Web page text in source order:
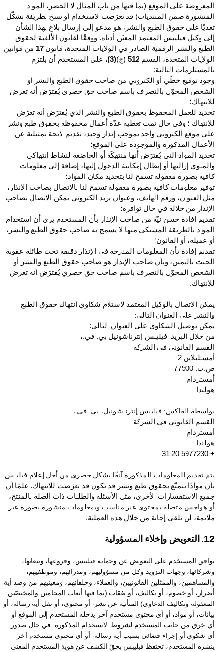
على الموقع (بما فيها من باب المثال لا الحصر، المواد
ضمن المنتديات) قد تعرّضت لاستخدام أو نسخ بطريقة تشكّل
على حقوق الطبع والنشر، هو مدعو إلى إرسال بلاغ بهذا الشأن
وكيل فيليبس المعتمد المعيّن أدناه. ووفقًا لقانون الألفية لحقوق
والنشر الرقمية الصادر في الولايات المتحدة، قانون17من قوانين
المتحدة، القسم512(ج)(3)
، على المستخدم أن يلتزم
التالية:
توقيع خطّي أو الكتروني من صاحب حقوق الطبع والنشر أو
المخوّل بالتصرف باسم صاحب حق حصري يُفترَض أنه تعرض
للعمل المحفوظ بحقوق الطبع والنشر الذي يُفترَض أنه تعرّض
؛ وفي حال تمت تغطية عدّة أعمال محفوظة بحقوق طبع ونشر
موقع الكتروني واحد بموجب إنذار وحيد، تقديم لائحة تمثيلية عن
المذكورة والموجودة على الموقع؛
المواد التي يُفترَض أنها منتهكَة أو الخاضعة لنشاط إنتهاكي
إزالتها أو إبطال إمكانية الدخول إليها، إضافة إلى معلومات
بصورة معقولة تسمح لنا بتحديد مكان المواد؛
معلومات كافية بصورة معقولة تسمح لنا بالاتصال بصاحب الإنذار،
العنوان، ورقم الهاتف، وعنوان بريد الكتروني يمكن الاتصال بصاحب
من خلاله في حال توافره؛
إفادة حسن نيّة من صاحب الإنذار بأن المستخدم يرى أن استخدام
بالطريقة المشتكى منها لا يسمح به صاحب حقوق الطبع والنشر،
عميله، أو القانون؛
إفادة بأن المعلومات المدرجة في الإنذار دقيقة تحت طائلة عقوبة
باليمين، وبأن صاحب الإنذار هو صاحب حقوق الطبع والنشر أو
المخوّل بالتصرف باسم صاحب حق حصري يُفترَض أنه تعرض
الاتصال بالوكيل المعتمد لاستلام شكاوى انتهاك حقوق الطبع
على العنوان التالي:
توصيل الشكاوى على العنوان التالي:
خلال البريد: فيليبس إنترناشونيل بي. في.،
القانوني في الشركة
2
77900
الفاكس: فيليبس إنترناشونيل، بي. في.،
القانوني في الشركة
+
تقديم المعلومات المذكورة آنفًا بشكل حصري من أجل إعلام فيليبس
موادًا تتمتّع بحقوق طبع ونشر قد تكون قد تعرَضت للانتهاك. علمًا أن
الاستفسارات الأخرى، مثل الأسئلة والطلبات ذات الصلة بالمنتج،
هواجس متصلة بمحتوى غير مناسب وبمعلومات منشورة بصورة غير
لن تلقى إجابة من خلال هذه العملية.
وإخلاء المسؤولية
المستخدم على التعويض عن وحماية فيليبس، وفروعها، وتبعاتها،
وجهات التزويد وكل من مسؤوليهم، ومدرائهم، وموظفيهم،
والممثلين القانونيين، والعملاء، وخلفائهم، ومعينيهم من وضد أية
أو خصوم، أو تكاليف، أو نفقات (بما فيها أتعاب المحامين والمختصّين
وتكاليف الدعاوي) المتأتية عن نشر، أو محتوى، أو نقل أية رسالة، أو
أو مواد، أو أي محتوى مستخدم آخر يدخله المستخدم إلى الموقع أو
خرق من جانب المستخدم لشروط الاستخدام المذكورة. في حال صدور
شكوى أو إجراء قضائي بسبب أية رسالة، أو أي محتوى مستخدم آخر
المستخدم، تحتفظ فيليبس بحقّ الكشف عن هوية المستخدم المعني